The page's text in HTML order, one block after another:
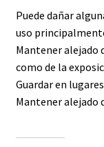
Puede dañar
uso
Mantener alejado
como de la
Guardar en
Mantener alejado